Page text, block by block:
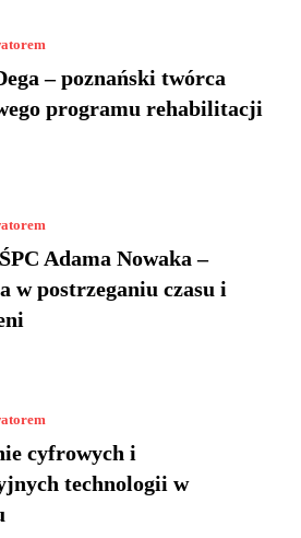
– poznański twórca
programu rehabilitacji
Adama Nowaka –
w postrzeganiu czasu i
cyfrowych i
technologii w